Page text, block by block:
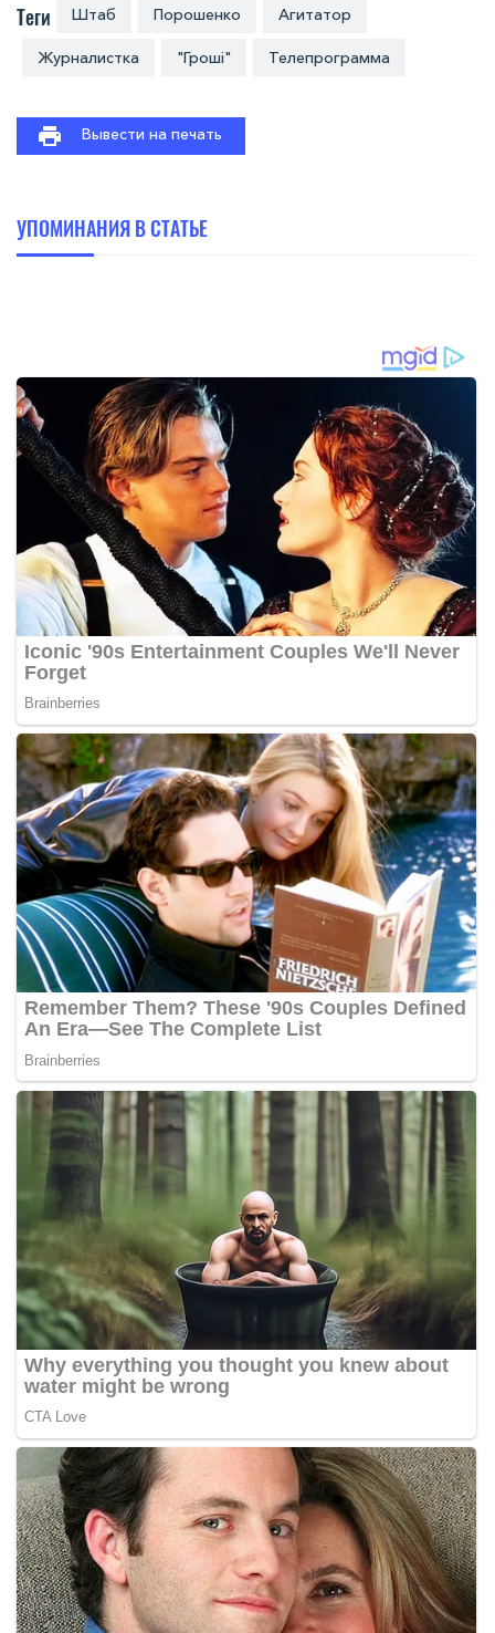
Теги Штаб Порошенко Агитатор
Журналистка "Гроші" Телепрограмма
Вывести на печать
УПОМИНАНИЯ В СТАТЬЕ